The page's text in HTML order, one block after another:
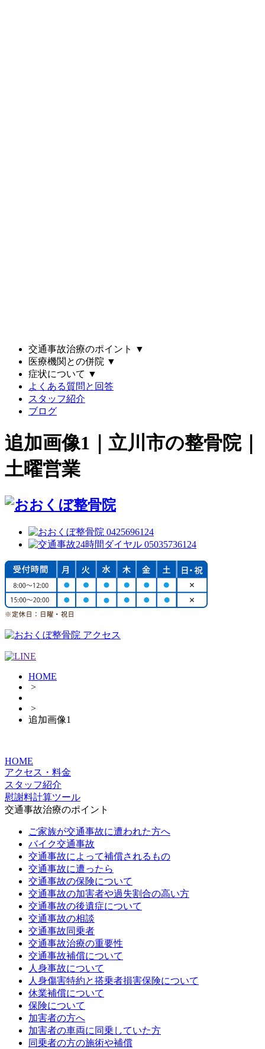
交通事故治療のポイント
▼
医療機関との併院 ▼
症状について ▼
よくある質問と回答
スタッフ紹介
ブログ
追加画像1｜立川市の整骨院｜
土曜営業
HOME
>
>
追加画像1
HOME
アクセス・料金
スタッフ紹介
慰謝料計算ツール
交通事故治療のポイント
ご家族が交通事故に遭われた方へ
バイク交通事故
交通事故によって補償されるもの
交通事故に遭ったら
交通事故の保険について
交通事故の加害者や過失割合の高い方
交通事故の後遺症について
交通事故の相談
交通事故同乗者
交通事故治療の重要性
交通事故補償について
人身事故について
人身傷害特約と搭乗者損害保険について
休業補償について
保険について
加害者の方へ
加害者の車両に同乗していた方
同乗者の方の施術や補償